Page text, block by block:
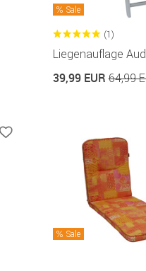
Sale
(1)
Liegenauflage
39,99 EUR64,99
Sale